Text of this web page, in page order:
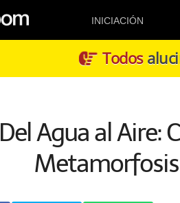
INICIACIÓN
Todos
Del Agua al Aire: